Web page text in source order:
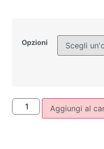
Opzioni
Aggiungi al